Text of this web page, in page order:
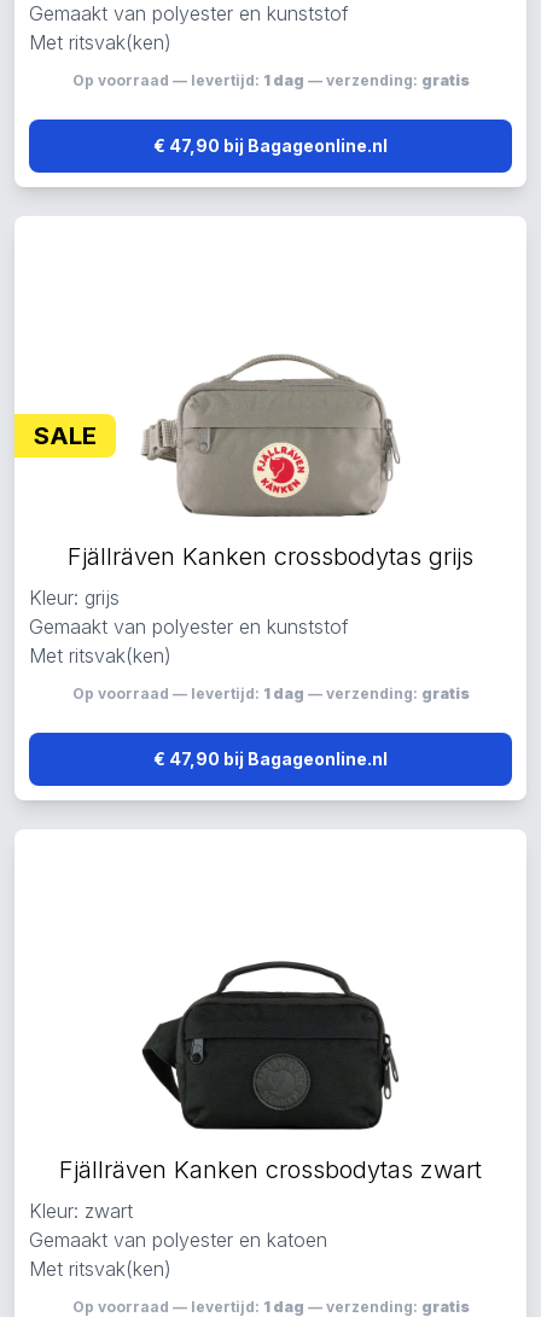
Gemaakt van polyester en kunststof
Met ritsvak(ken)
Op voorraad — levertijd: 1 dag — verzending: gratis
€ 47,90 bij Bagageonline.nl
SALE
Fjällräven Kanken crossbodytas grijs
Kleur: grijs
Gemaakt van polyester en kunststof
Met ritsvak(ken)
Op voorraad — levertijd: 1 dag — verzending: gratis
€ 47,90 bij Bagageonline.nl
Fjällräven Kanken crossbodytas zwart
Kleur: zwart
Gemaakt van polyester en katoen
Met ritsvak(ken)
Op voorraad — levertijd: 1 dag — verzending: gratis